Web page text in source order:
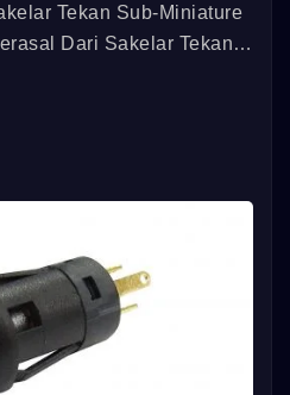
Tekan Sub-Miniature
Dari Sakelar Tekan
Yang Dapat